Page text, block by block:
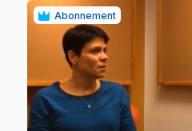
Abonnement